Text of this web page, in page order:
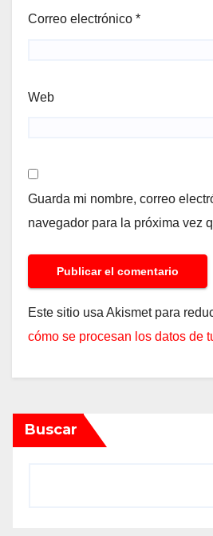
Correo electrónico *
Web
Guarda mi nombre, correo
navegador para la próxima vez
Este sitio usa Akismet para
cómo se procesan los datos de
Buscar